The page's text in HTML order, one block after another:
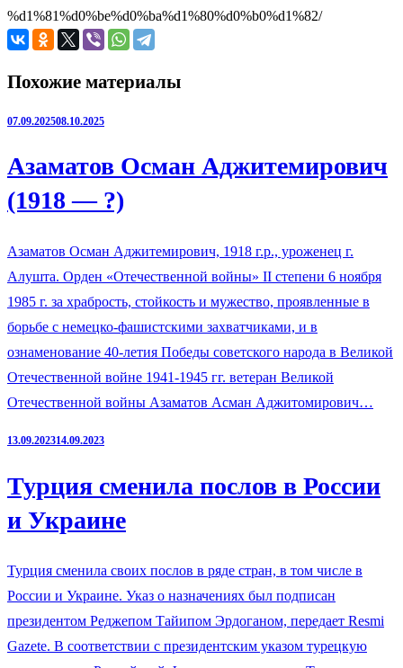
%d1%81%d0%be%d0%ba%d1%80%d0%b0%d1%82/
Похожие материалы
07.09.202508.10.2025
Азаматов Осман Аджитемирович
(1918 — ?)
Азаматов Осман Аджитемирович, 1918 г.р., уроженец г.
Алушта. Орден «Отечественной войны» II степени 6 ноября
1985 г. за храбрость, стойкость и мужество, проявленные в
борьбе с немецко-фашистскими захватчиками, и в
ознаменование 40-летия Победы советского народа в Великой
Отечественной войне 1941-1945 гг. ветеран Великой
Отечественной войны Азаматов Асман Аджитомирович…
13.09.202314.09.2023
Турция сменила послов в России
и Украине
Турция сменила своих послов в ряде стран, в том числе в
России и Украине. Указ о назначениях был подписан
президентом Реджепом Тайипом Эрдоганом, передает Resmi
Gazete. В соответствии с президентским указом турецкую